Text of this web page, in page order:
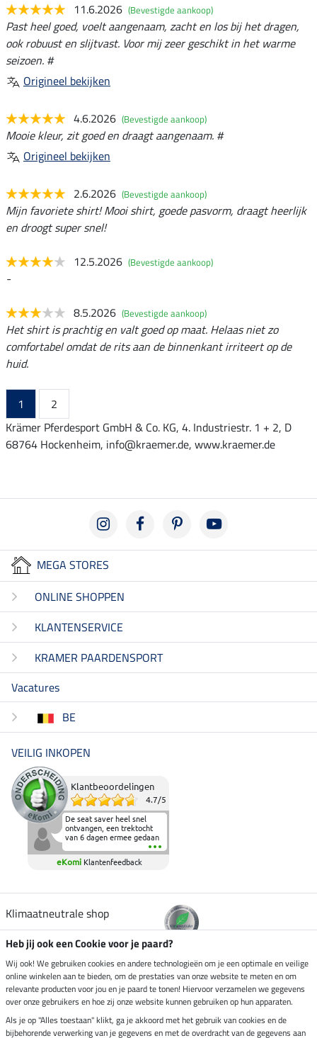
11.6.2026 (Bevestigde aankoop)
Past heel goed, voelt aangenaam, zacht en los bij het dragen,
ook robuust en slijtvast. Voor mij zeer geschikt in het warme
seizoen. #
Origineel bekijken
4.6.2026 (Bevestigde aankoop)
Mooie kleur, zit goed en draagt aangenaam. #
Origineel bekijken
2.6.2026 (Bevestigde aankoop)
Mijn favoriete shirt! Mooi shirt, goede pasvorm, draagt heerlijk
en droogt super snel!
12.5.2026 (Bevestigde aankoop)
-
8.5.2026 (Bevestigde aankoop)
Het shirt is prachtig en valt goed op maat. Helaas niet zo
comfortabel omdat de rits aan de binnenkant irriteert op de
huid.
1
2
Krämer Pferdesport GmbH & Co. KG, 4. Industriestr. 1 + 2, D
68764 Hockenheim, info@kraemer.de, www.kraemer.de
MEGA STORES
ONLINE SHOPPEN
KLANTENSERVICE
KRAMER PAARDENSPORT
Vacatures
BE
VEILIG INKOPEN
Klantbeoordelingen
4.7/5
De seat saver heel snel
ontvangen, een trektocht
van 6 dagen ermee gedaan
en deze heeft de beproeving
fantastisch doorstaan.
Heerlijk zacht om op te
elkaar in het zadel.
eKomi Klantenfeedback
Klimaatneutrale shop
Verzending per
Veilig betalen met
Heb jij ook een Cookie voor je paard?
Wij ook! We gebruiken cookies en andere technologieën om je een optimale en veilige
online winkelen aan te bieden, om de prestaties van onze website te meten en om
relevante producten voor jou en je paard te tonen! Hiervoor verzamelen we gegevens
over onze gebruikers en hoe zij onze website kunnen gebruiken op hun apparaten.
Als je op "Alles toestaan" klikt, ga je akkoord met het gebruik van cookies en de
bijbehorende verwerking van je gegevens en met de overdracht van de gegevens aan